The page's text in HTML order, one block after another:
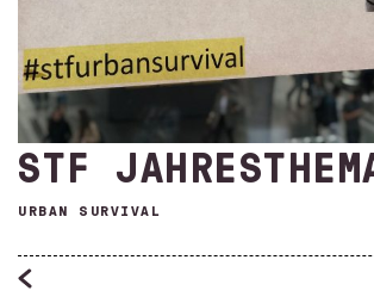
STF
URBAN SURVIVAL